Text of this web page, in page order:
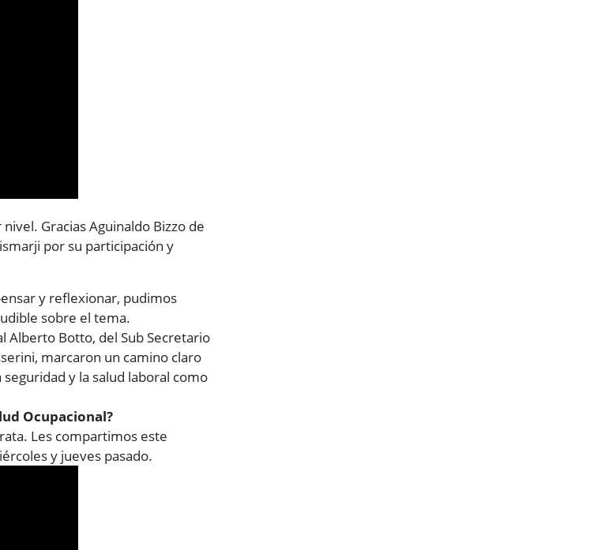
Gracias Aguinaldo Bizzo de
por su participación y
y reflexionar, pudimos
sobre el tema.
Alberto Botto, del Sub Secretario
marcaron un camino claro
y la salud laboral como
Ocupacional?
Les compartimos este
y jueves pasado.